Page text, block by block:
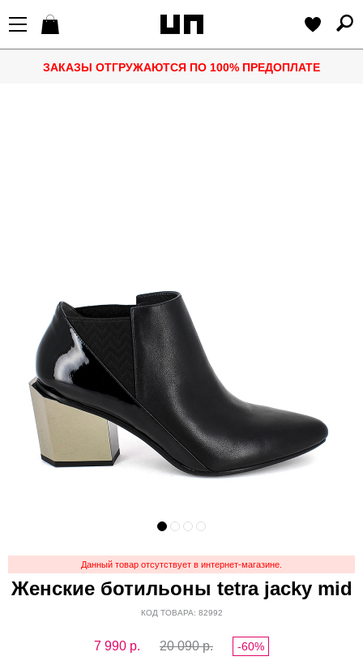
ЗАКАЗЫ ОТГРУЖАЮТСЯ ПО 100% ПРЕДОПЛАТЕ
Данный товар отсутствует в интернет-магазине.
Женские ботильоны tetra jacky mid
КОД ТОВАРА: 82992
7 990 р. 20 090 р. -60%